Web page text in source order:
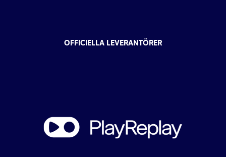
OFFICIELLA LEVERANTÖRER